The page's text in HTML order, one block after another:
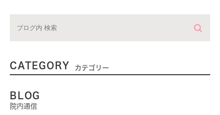
CATEGORY カテゴリー
BLOG
院内通信